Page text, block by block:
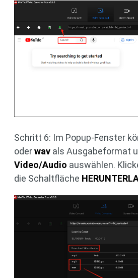
Schritt 6: Im Popup-Fenster
oderwav als Ausgabeformat
Video/Audio auswählen.
die Schaltfläche